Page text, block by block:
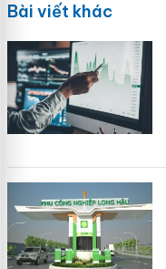
Bài viết khác